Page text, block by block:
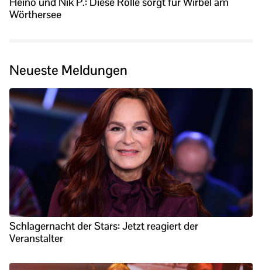
Wörthersee
Neueste Meldungen
Schlagernacht der Stars: Jetzt reagiert der
Veranstalter